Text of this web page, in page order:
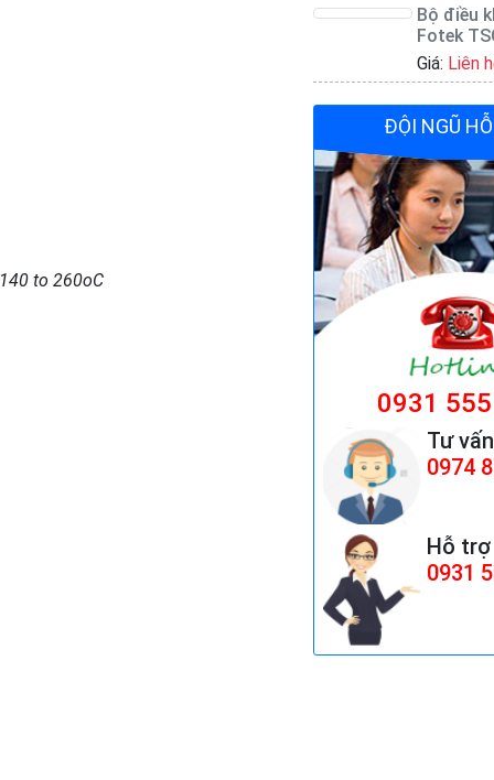
to 260oC
Bộ điều
Fotek
Giá: Liên
ĐỘI NGŨ
0931
Tư vấn
0974
Hỗ trợ
0931